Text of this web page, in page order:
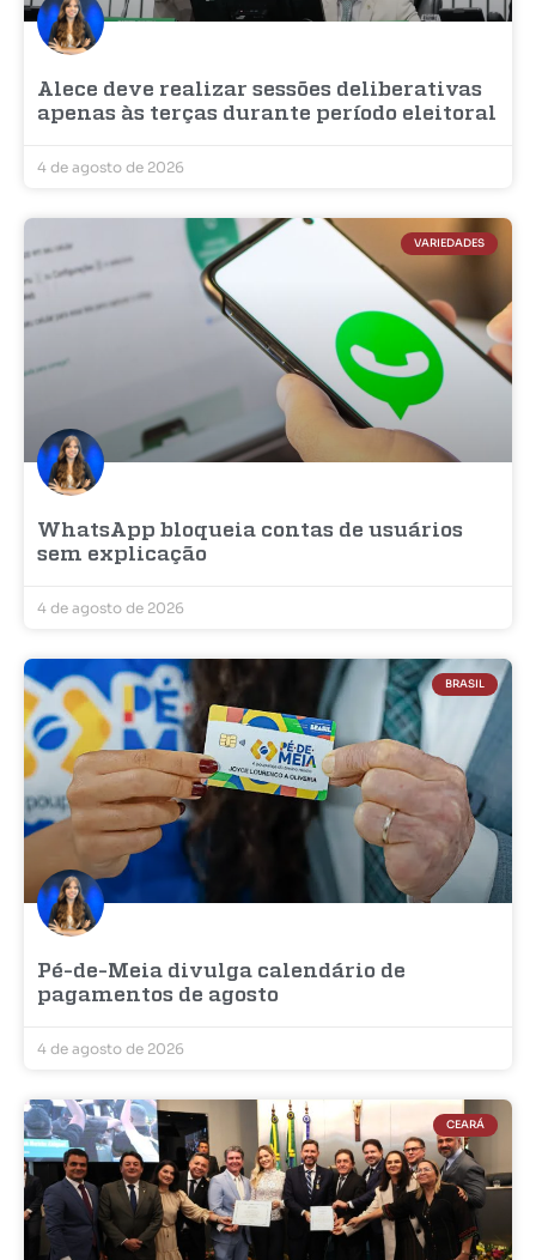
Alece deve realizar sessões deliberativas
apenas às terças durante período eleitoral
4 de agosto de 2026
VARIEDADES
WhatsApp bloqueia contas de usuários
sem explicação
4 de agosto de 2026
BRASIL
Pé-de-Meia divulga calendário de
pagamentos de agosto
4 de agosto de 2026
CEARÁ